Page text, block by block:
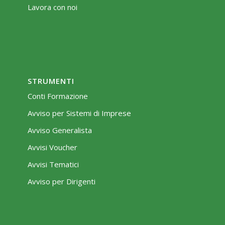
Lavora con noi
STRUMENTI
Conti Formazione
Avviso per Sistemi di Imprese
Avviso Generalista
Avvisi Voucher
Avvisi Tematici
Avviso per Dirigenti